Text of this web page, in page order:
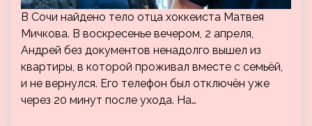
В Сочи найдено тело отца хоккеиста Матвея
Мичкова. В воскресенье вечером, 2 апреля,
Андрей без документов ненадолго вышел из
квартиры, в которой проживал вместе с семьёй,
и не вернулся. Его телефон был отключён уже
через 20 минут после ухода. На…